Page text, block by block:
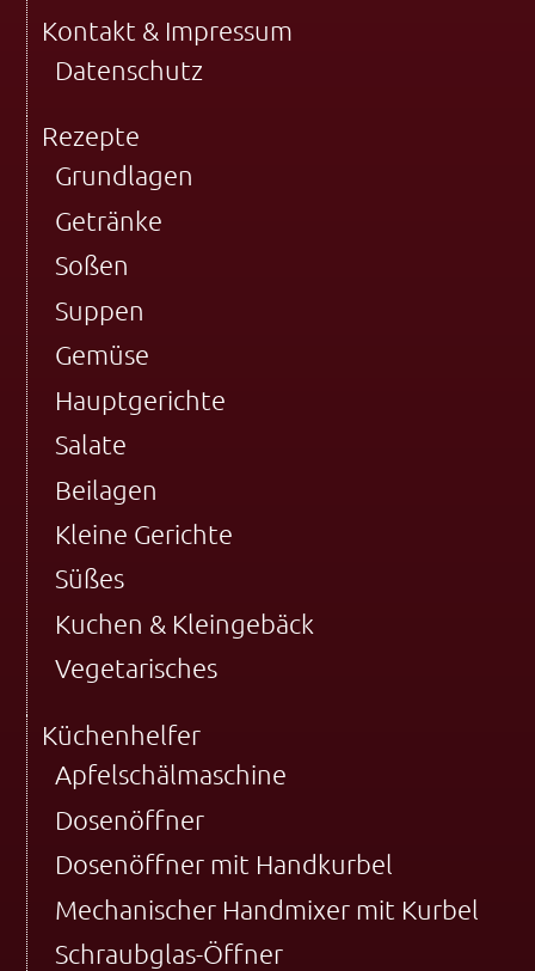
Kontakt & Impressum
Datenschutz
Rezepte
Grundlagen
Getränke
Soßen
Suppen
Gemüse
Hauptgerichte
Salate
Beilagen
Kleine Gerichte
Süßes
Kuchen & Kleingebäck
Vegetarisches
Küchenhelfer
Apfelschälmaschine
Dosenöffner
Dosenöffner mit Handkurbel
Mechanischer Handmixer mit Kurbel
Schraubglas-Öffner